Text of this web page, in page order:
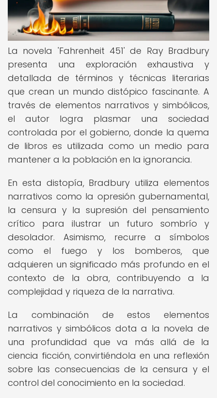
La novela 'Fahrenheit 451' de Ray Bradbury
presenta una exploración exhaustiva y
detallada de términos y técnicas literarias
que crean un mundo distópico fascinante. A
través de elementos narrativos y simbólicos,
el autor logra plasmar una sociedad
controlada por el gobierno, donde la quema
de libros es utilizada como un medio para
mantener a la población en la ignorancia.
En esta distopía, Bradbury utiliza elementos
narrativos como la opresión gubernamental,
la censura y la supresión del pensamiento
crítico para ilustrar un futuro sombrío y
desolador. Asimismo, recurre a símbolos
como el fuego y los bomberos, que
adquieren un significado más profundo en el
contexto de la obra, contribuyendo a la
complejidad y riqueza de la narrativa.
La combinación de estos elementos
narrativos y simbólicos dota a la novela de
una profundidad que va más allá de la
ciencia ficción, convirtiéndola en una reflexión
sobre las consecuencias de la censura y el
control del conocimiento en la sociedad.